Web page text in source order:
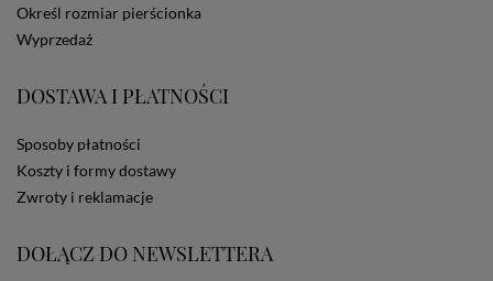
ze Sklepu bez zmiany ustawień w przeglądarce
dotyczących cookies oznacza, że będą one
stosowanie plików cookies powinien zmienić
informacji o plikach cookies.
Określ rozmiar pierścionka
Wyprzedaż
DOSTAWA I PŁATNOŚCI
Sposoby płatności
Koszty i formy dostawy
Zwroty i reklamacje
DOŁĄCZ DO NEWSLETTERA